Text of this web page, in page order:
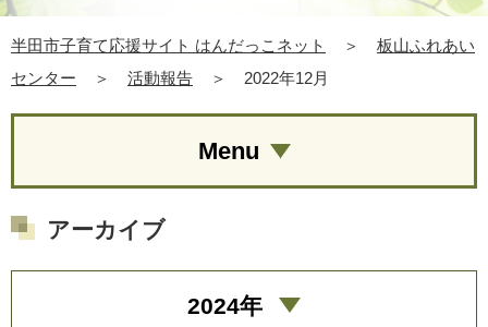
半田市子育て応援サイト はんだっこネット ＞
板山ふれあい
センター
＞ 活動報告 ＞ 2022年12月
Menu
アーカイブ
2024年